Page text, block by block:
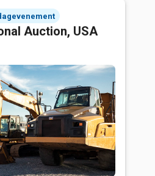
Auction, USA